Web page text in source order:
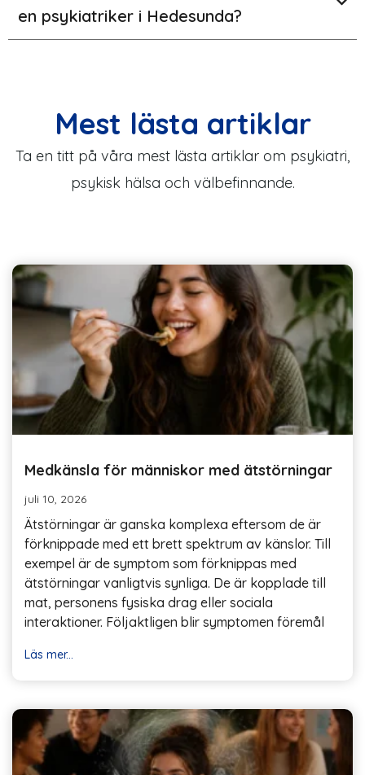
en psykiatriker i Hedesunda?
Mest lästa artiklar
Ta en titt på våra mest lästa artiklar om psykiatri,
psykisk hälsa och välbefinnande.
Medkänsla för människor med ätstörningar
juli 10, 2026
Ätstörningar är ganska komplexa eftersom de är
förknippade med ett brett spektrum av känslor. Till
exempel är de symptom som förknippas med
ätstörningar vanligtvis synliga. De är kopplade till
mat, personens fysiska drag eller sociala
interaktioner. Följaktligen blir symptomen föremål
Läs mer...